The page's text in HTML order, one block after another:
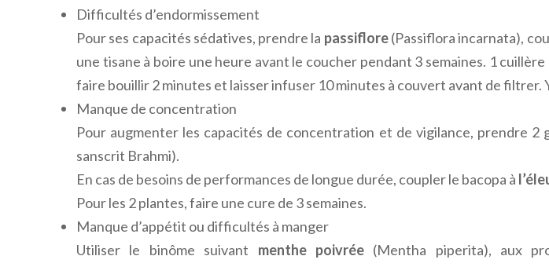
Difficultés d’endormissement
Pour ses capacités sédatives, prendre la passiflore(Passiflora incarnata),
une tisane à boire une heure avant le coucher pendant 3 semaines. 1
faire bouillir 2 minutes et laisser infuser 10 minutes à couvert avant de
Manque de concentration
Pour augmenter les capacités de concentration et de vigilance, prendre 2
sanscrit Brahmi).
En cas de besoins de performances de longue durée, coupler le bacopa à
Pour les 2 plantes, faire une cure de 3 semaines.
Manque d’appétit ou difficultés à manger
Utiliser le binôme suivant menthe poivrée(Mentha piperita), aux